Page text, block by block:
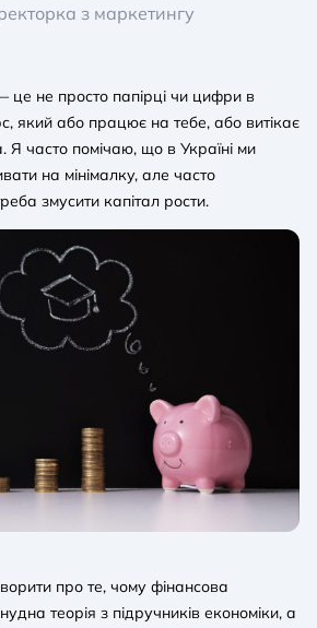
з маркетингу
це не просто папірці чи цифри в
який або працює на тебе, або витікає
Я часто помічаю, що в Україні ми
на мінімалку, але часто
змусити капітал рости.
про те, чому фінансова
теорія з підручників економіки, а